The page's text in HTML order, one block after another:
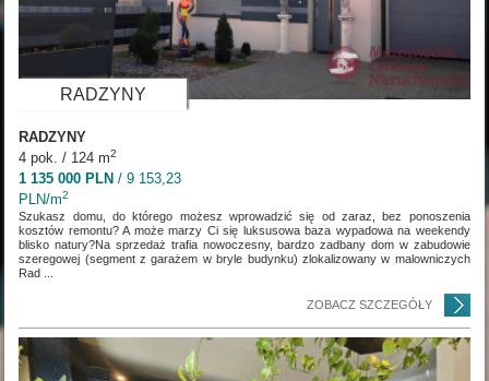
RADZYNY
RADZYNY
4 pok. / 124 m2
1 135 000 PLN / 9 153,23
PLN/m2
Szukasz domu, do którego możesz wprowadzić się od zaraz, bez ponoszenia
kosztów remontu? A może marzy Ci się luksusowa baza wypadowa na weekendy
blisko natury?Na sprzedaż trafia nowoczesny, bardzo zadbany dom w zabudowie
szeregowej (segment z garażem w bryle budynku) zlokalizowany w malowniczych
Rad ...
ZOBACZ SZCZEGÓŁY